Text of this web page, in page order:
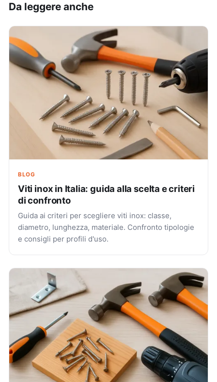
Da leggere anche
BLOG
Viti inox in Italia: guida alla scelta e criteri
di confronto
Guida ai criteri per scegliere viti inox: classe,
diametro, lunghezza, materiale. Confronto tipologie
e consigli per profili d'uso.